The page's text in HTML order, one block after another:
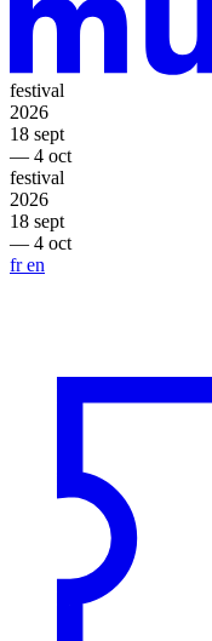
festival
2026
18 sept
— 4 oct
festival
2026
18 sept
— 4 oct
fren